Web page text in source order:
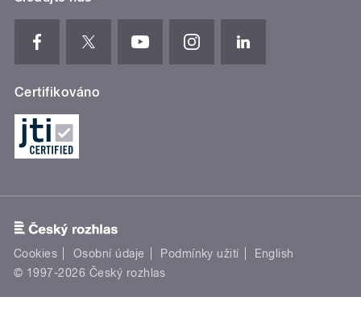
Certifikováno
Cookies Osobní údaje Podmínky užití
English
© 1997-2026 Český rozhlas